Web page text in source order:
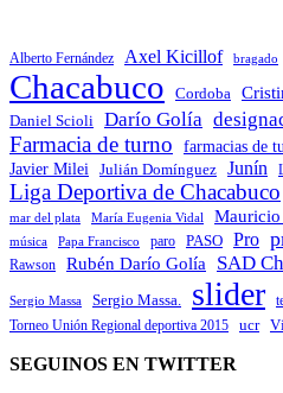
Alberto Fernández Axel Kicillof bragado
Chacabuco Cordoba
Daniel Scioli Darío Golía
Farmacia de turno farmacias de
Javier Milei Julián Domínguez Junín
Liga Deportiva de Chacabuco
mar del plata María Eugenia Vidal Mauricio
música Papa Francisco paro PASO Pro
Rawson Rubén Darío Golía SAD
Sergio Massa Sergio Massa. slider
Torneo Unión Regional deportiva 2015 ucr
SEGUINOS EN TWITTER